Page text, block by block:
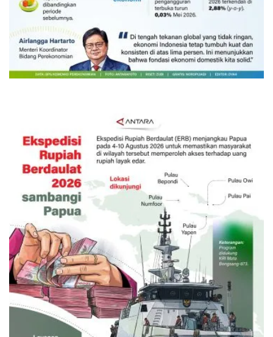
Ekonomi triwulan II-2026 tumbuh
5,29 persen
11 jam lalu